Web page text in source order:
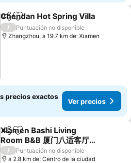
CompartirAgregar a favoritos
Chendan Hot Spring Villa
/
Puntuación no disponible
Zhangzhou, a 19.7 km de: Xiamen
precios exactos
Ver precios
CompartirAgregar a favoritos
Xiamen Bashi Living
Room B&B 厦门八适客厅民
宿
Ver precios
/
Puntuación no disponible
a 2.8 km de: Centro de la ciudad